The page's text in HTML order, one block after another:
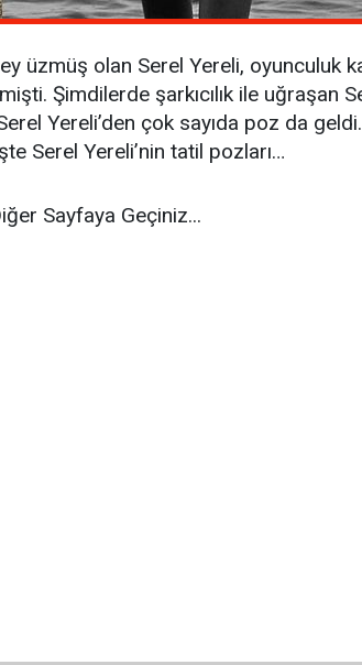
üzmüş olan Serel Yereli, oyunculuk
Şimdilerde şarkıcılık ile uğraşan
Yereli’den çok sayıda poz da
Serel Yereli’nin tatil pozları…
Sayfaya Geçiniz...